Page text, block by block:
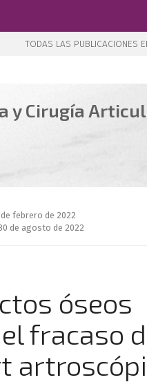
TODAS LAS PUBLICACIONES
y Cirugía
febrero de 2022
de agosto de 2022
óseos
fracaso